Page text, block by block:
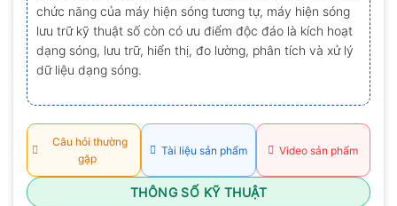
chức năng của máy hiện sóng tương tự, máy hiện sóng
lưu trữ kỹ thuật số còn có ưu điểm độc đáo là kích hoạt
dạng sóng, lưu trữ, hiển thị, đo lường, phân tích và xử lý
dữ liệu dạng sóng.
Câu hỏi thường
gặp
Tài liệu sản phẩm Video sản phẩm
THÔNG SỐ KỸ THUẬT